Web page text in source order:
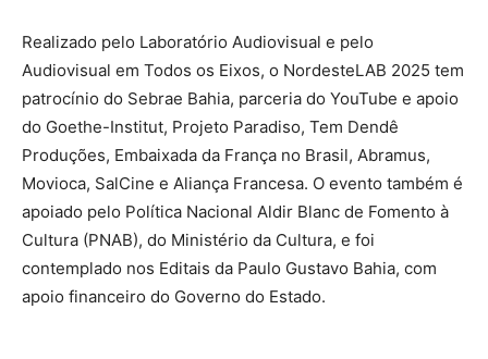
Realizado pelo Laboratório Audiovisual e pelo
Audiovisual em Todos os Eixos, o NordesteLAB 2025 tem
patrocínio do Sebrae Bahia, parceria do YouTube e apoio
do Goethe-Institut, Projeto Paradiso, Tem Dendê
Produções, Embaixada da França no Brasil, Abramus,
Movioca, SalCine e Aliança Francesa. O evento também é
apoiado pelo Política Nacional Aldir Blanc de Fomento à
Cultura (PNAB), do Ministério da Cultura, e foi
contemplado nos Editais da Paulo Gustavo Bahia, com
apoio financeiro do Governo do Estado.